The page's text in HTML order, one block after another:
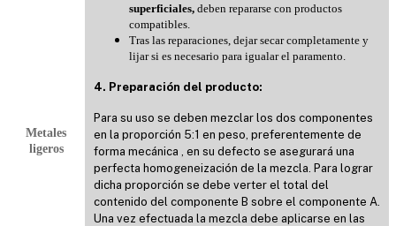
Metales
ligeros
superficiales, deben repararse con productos
compatibles.
Tras las reparaciones, dejar secar completamente y
lijar si es necesario para igualar el paramento.
4. Preparación del producto:
Para su uso se deben mezclar los dos componentes
en la proporción 5:1 en peso, preferentemente de
forma mecánica , en su defecto se asegurará una
perfecta homogeneización de la mezcla. Para lograr
dicha proporción se debe verter el total del
contenido del componente B sobre el componente A.
Una vez efectuada la mezcla debe aplicarse en las